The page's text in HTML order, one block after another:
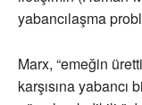
yabancılaşma
Marx, “emeğin
karşısına yabancı